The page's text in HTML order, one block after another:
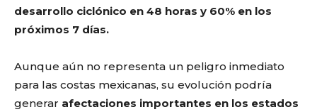
desarrollo ciclónico en 48 horas y 60% en los
próximos 7 días.
Aunque aún no representa un peligro inmediato
para las costas mexicanas, su evolución podría
generar afectaciones importantes en los estados